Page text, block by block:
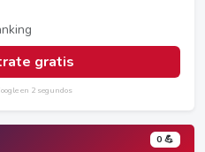
gratis
en 2 segundos
0 💪